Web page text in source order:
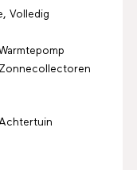
Volledig
Zonnecollectoren